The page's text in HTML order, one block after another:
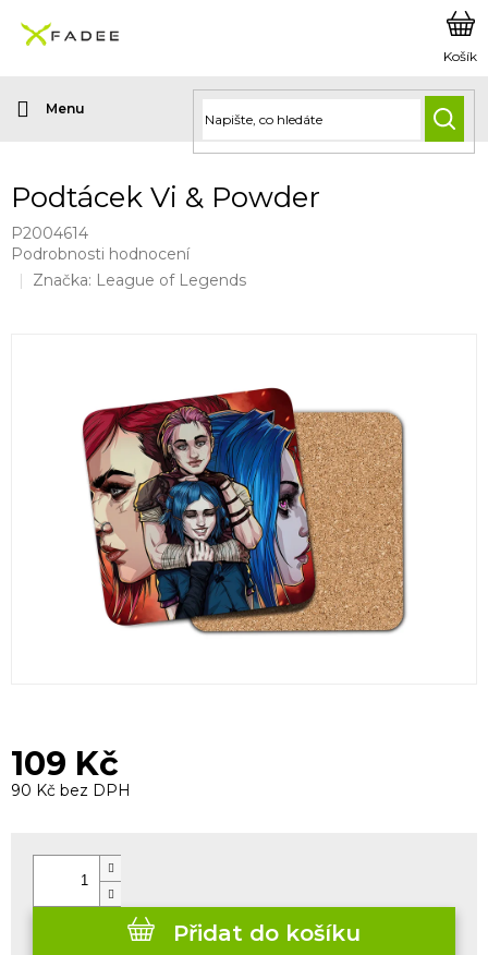
obsah
Podtácek Vi & Powder
P2004614
Průměrné
hodnocení
Podrobnosti hodnocení
Značka: League of Legends
109 Kč
90 Kč bez DPH
Přidat do košíku